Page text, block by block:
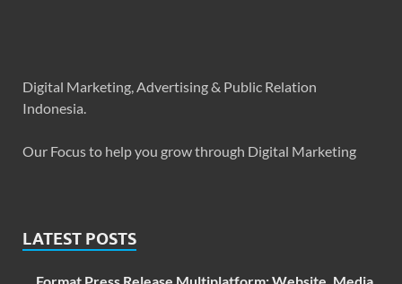
Digital Marketing, Advertising & Public Relation
Indonesia.
Our Focus to help you grow through Digital Marketing
LATEST POSTS